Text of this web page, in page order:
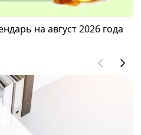
на август 2026 года